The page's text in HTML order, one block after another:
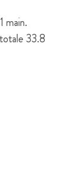
main.
33.8